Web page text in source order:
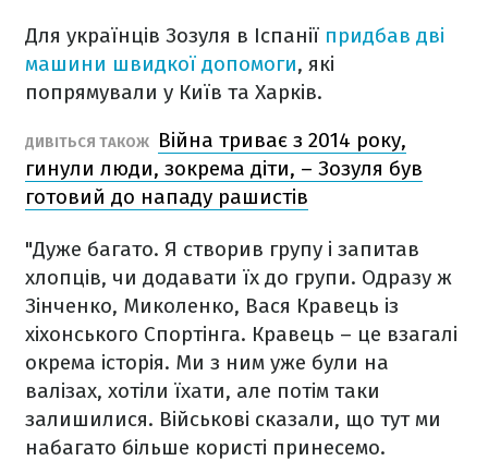
Для українців Зозуля в Іспанії придбав дві
машини швидкої допомоги, які
попрямували у Київ та Харків.
ДИВІТЬСЯ ТАКОЖ
Війна триває з 2014 року,
гинули люди, зокрема діти, – Зозуля був
готовий до нападу рашистів
"Дуже багато. Я створив групу і запитав
хлопців, чи додавати їх до групи. Одразу ж
Зінченко, Миколенко, Вася Кравець із
хіхонського Спортінга. Кравець – це взагалі
окрема історія. Ми з ним уже були на
валізах, хотіли їхати, але потім таки
залишилися. Військові сказали, що тут ми
набагато більше користі принесемо.